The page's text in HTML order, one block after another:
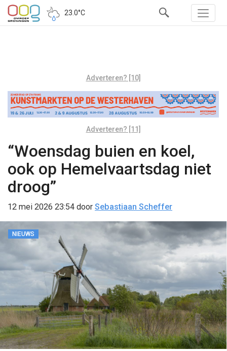
23.0°C
Adverteren? [10]
Adverteren? [11]
“Woensdag buien en koel,
ook op Hemelvaartsdag niet
droog”
12 mei 2026 23:54 door Sebastiaan Scheffer
NIEUWS